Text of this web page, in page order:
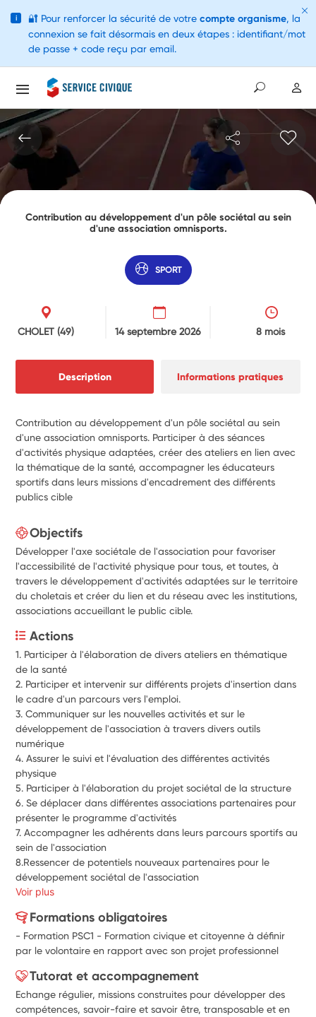
Contribution au développement d'un pôle sociétal au sein
d'une association omnisports.
SPORT
CHOLET (49) 14 septembre 2026 8 mois
Description Informations pratiques
Contribution au développement d'un pôle sociétal au sein
d'une association omnisports. Participer à des séances
d'activités physique adaptées, créer des ateliers en lien avec
la thématique de la santé, accompagner les éducateurs
sportifs dans leurs missions d'encadrement des différents
publics cible
Objectifs
Développer l'axe sociétale de l'association pour favoriser
l'accessibilité de l'activité physique pour tous, et toutes, à
travers le développement d'activités adaptées sur le territoire
du choletais et créer du lien et du réseau avec les institutions,
associations accueillant le public cible.
Actions
1. Participer à l'élaboration de divers ateliers en thématique
de la santé
2. Participer et intervenir sur différents projets d'insertion dans
le cadre d'un parcours vers l'emploi.
3. Communiquer sur les nouvelles activités et sur le
développement de l'association à travers divers outils
numérique
4. Assurer le suivi et l'évaluation des différentes activités
physique
5. Participer à l'élaboration du projet sociétal de la structure
6. Se déplacer dans différentes associations partenaires pour
présenter le programme d'activités
7. Accompagner les adhérents dans leurs parcours sportifs au
sein de l'association
8.Ressencer de potentiels nouveaux partenaires pour le
développement sociétal de l'association
Voir plus
Formations obligatoires
- Formation PSC1 - Formation civique et citoyenne à définir
par le volontaire en rapport avec son projet professionnel
Tutorat et accompagnement
Echange régulier, missions construites pour développer des
compétences, savoir-faire et savoir être, transposable et en
i 🔐 Pour renforcer la sécurité de votre compte organisme, la
connexion se fait désormais en deux étapes : identifiant/mot
de passe + code reçu par email.